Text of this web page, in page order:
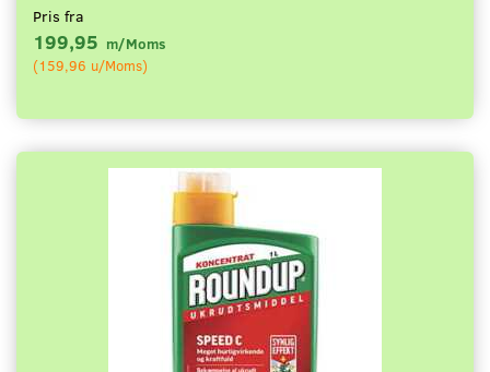
Pris fra
199,95 m/Moms
(159,96 u/Moms)